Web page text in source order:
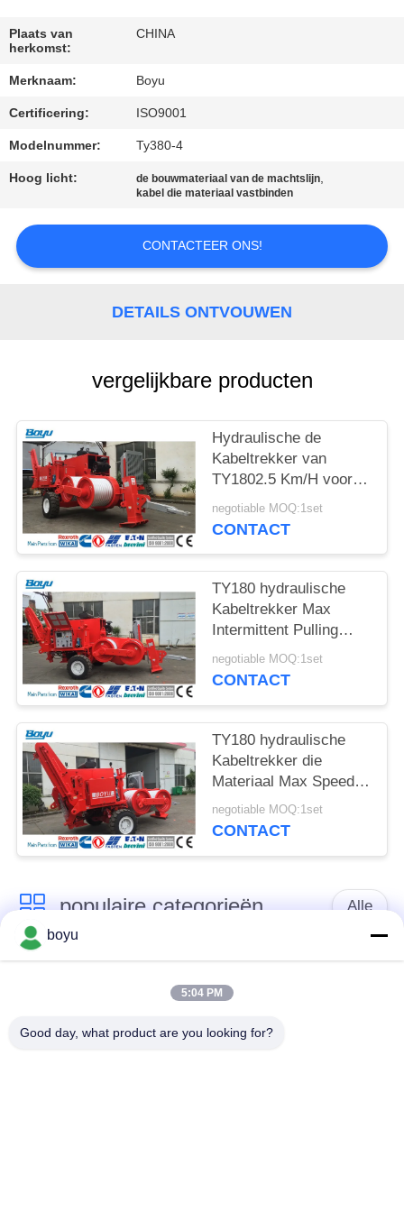
ONS
NIEUWS
VERZOEK
OM EEN
SITEMAP
Plaats van
herkomst:
CHINA
Merknaam: Boyu
Certificering: ISO9001
Modelnummer: Ty380-4
Hoog licht: de bouwmateriaal van de machtslijn,
kabel die materiaal vastbinden
CONTACTEER ONS!
DETAILS ONTVOUWEN
vergelijkbare producten
Hydraulische de
Kabeltrekker van
TY1802.5 Km/H voor
de Bouw van de
Transmissielijn
negotiable MOQ:1set
CONTACT
TY180 hydraulische
Kabeltrekker Max
Intermittent Pulling
Force 180kN
negotiable MOQ:1set
CONTACT
TY180 hydraulische
Kabeltrekker die
Materiaal Max Speed
vastbinden 5 km/h
negotiable MOQ:1set
CONTACT
populaire categorieën Alle
transmissielijn die
Luchtlijn die Materiaal
vastbinden
spanning die
De antikabel van de
boyu
5:04 PM
Good day, what product are you looking for?